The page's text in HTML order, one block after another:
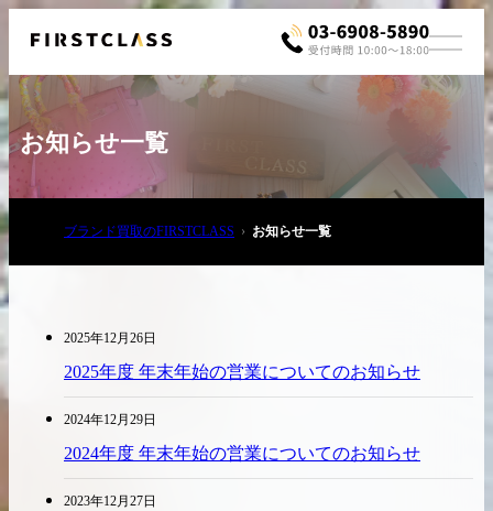
03-6908-5890
お知らせ一覧
ブランド買取のFIRSTCLASS お知らせ一覧
2025年12月26日
2025年度 年末年始の営業についてのお知らせ
2024年12月29日
2024年度 年末年始の営業についてのお知らせ
2023年12月27日